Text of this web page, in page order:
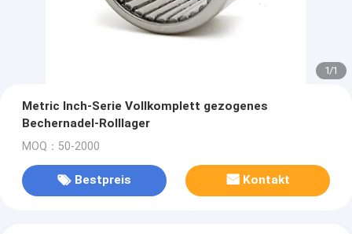
1/1
Metric Inch-Serie Vollkomplett gezogenes
Bechernadel-Rolllager
MOQ：50-2000
Bestpreis Kontakt